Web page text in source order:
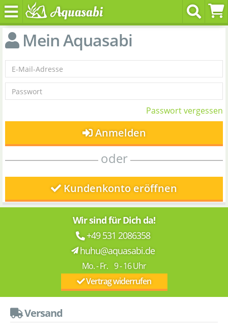
Mein Aquasabi
Passwort vergessen
Anmelden
oder
Kundenkonto eröffnen
Wir sind für Dich da!
+49 531 2086358
huhu@aquasabi.de
Mo. - Fr. 9 - 16 Uhr
Vertrag widerrufen
Versand